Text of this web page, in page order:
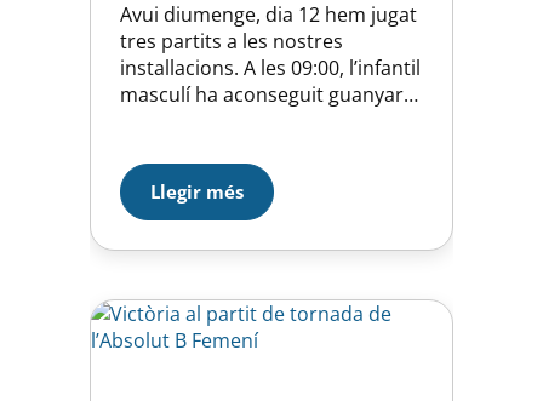
Avui diumenge, dia 12 hem jugat
tres partits a les nostres
installacions. A les 09:00, l’infantil
masculí ha aconseguit guanyar
no s’ha decidit fins a falta de 30″
quan hem aprofitat una jugada
de superioritat numèrica i hem
defensat molt bé l’última
Llegir més